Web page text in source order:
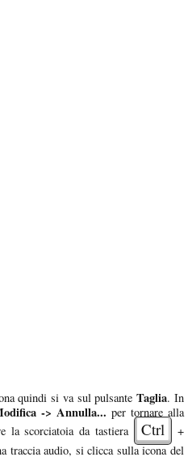
quindi si va sul pulsanteTaglia. In
-> Annulla... per tornare alla
la scorciatoia da tastiera
Ctrl +
traccia audio, si clicca sulla icona del